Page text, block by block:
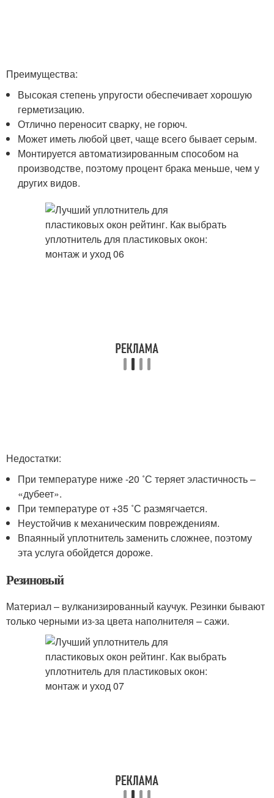
Преимущества:
Высокая степень упругости обеспечивает хорошую
герметизацию.
Отлично переносит сварку, не горюч.
Может иметь любой цвет, чаще всего бывает серым.
Монтируется автоматизированным способом на
производстве, поэтому процент брака меньше, чем у
других видов.
Недостатки:
При температуре ниже -20 ˚С теряет эластичность –
«дубеет».
При температуре от +35 ˚С размягчается.
Неустойчив к механическим повреждениям.
Впаянный уплотнитель заменить сложнее, поэтому
эта услуга обойдется дороже.
Резиновый
Материал – вулканизированный каучук. Резинки бывают
только черными из-за цвета наполнителя – сажи.